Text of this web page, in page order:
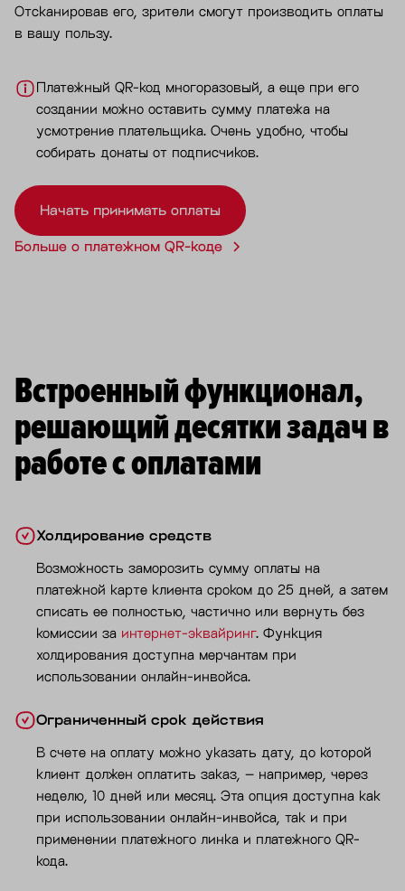
Отсканировав его, зрители смогут производить оплаты
в вашу пользу.
Платежный QR-код многоразовый, а еще при его
создании можно оставить сумму платежа на
усмотрение плательщика. Очень удобно, чтобы
собирать донаты от подписчиков.
Начать принимать оплаты
Больше о платежном QR-коде
Встроенный функционал,
решающий десятки задач в
работе с оплатами
Холдирование средств
Возможность заморозить сумму оплаты на
платежной карте клиента сроком до 25 дней, а затем
списать ее полностью, частично или вернуть без
комиссии за интернет-эквайринг. Функция
холдирования доступна мерчантам при
использовании онлайн-инвойса.
Ограниченный срок действия
В счете на оплату можно указать дату, до которой
клиент должен оплатить заказ, – например, через
неделю, 10 дней или месяц. Эта опция доступна как
при использовании онлайн-инвойса, так и при
применении платежного линка и платежного QR-
кода.